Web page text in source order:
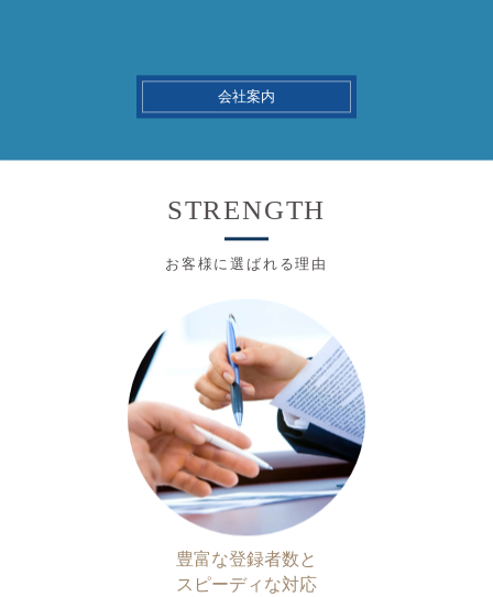
会社案内
お客様に選ばれる理由
STRENGTH
豊富な登録者数と
スピーディな対応